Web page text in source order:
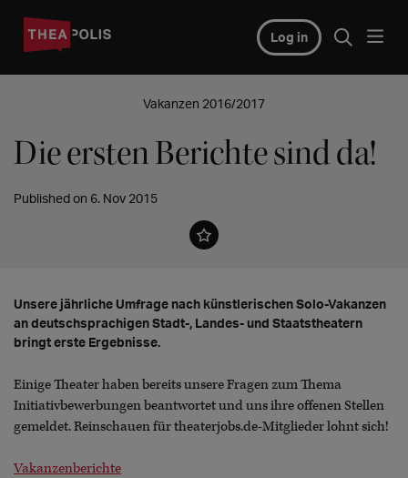
Log in
Vakanzen 2016/2017
Die ersten Berichte sind da!
Published on 6. Nov 2015
Unsere jährliche Umfrage nach künstlerischen Solo-Vakanzen
an deutschsprachigen Stadt-, Landes- und Staatstheatern
bringt erste Ergebnisse.
Einige Theater haben bereits unsere Fragen zum Thema
Initiativbewerbungen beantwortet und uns ihre offenen Stellen
gemeldet. Reinschauen für theaterjobs.de-Mitglieder lohnt sich!
Vakanzenberichte